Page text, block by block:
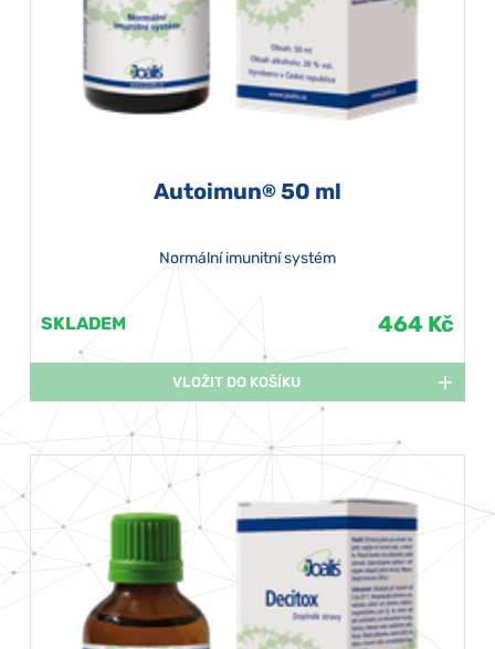
Autoimun® 50 ml
Normální imunitní systém
SKLADEM 464 Kč
VLOŽIT DO KOŠÍKU